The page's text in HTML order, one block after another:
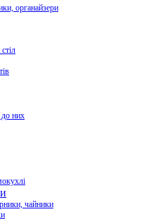
органайзери
до них
чайники